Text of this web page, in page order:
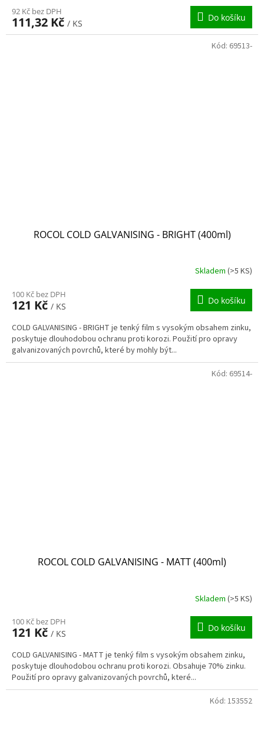
92 Kč bez DPH
111,32 Kč / KS
Do košíku
ROCOL COLD GALVANISING - BRIGHT (400ml)
Skladem (>5 KS)
100 Kč bez DPH
121 Kč / KS
Do košíku
COLD GALVANISING - BRIGHT je tenký film s vysokým obsahem zinku,
poskytuje dlouhodobou ochranu proti korozi. Použití pro opravy
galvanizovaných povrchů, které by mohly být...
Kód: 69513-
ROCOL COLD GALVANISING - MATT (400ml)
Skladem (>5 KS)
100 Kč bez DPH
121 Kč / KS
Do košíku
COLD GALVANISING - MATT je tenký film s vysokým obsahem zinku,
poskytuje dlouhodobou ochranu proti korozi. Obsahuje 70% zinku.
Použití pro opravy galvanizovaných povrchů, které...
Kód: 69514-
Kód: 153552